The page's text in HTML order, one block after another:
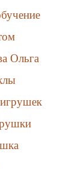
Ольга